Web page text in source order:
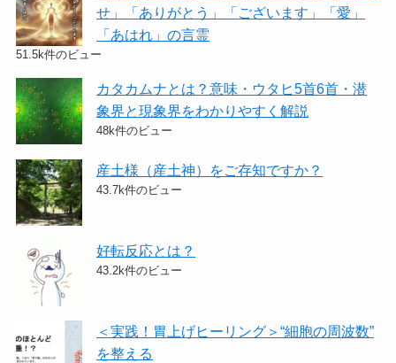
せ」「ありがとう」「ございます」「愛」
「あはれ」の言霊
51.5k件のビュー
カタカムナとは？意味・ウタヒ5首6首・潜
象界と現象界をわかりやすく解説
48k件のビュー
産土様（産土神）をご存知ですか？
43.7k件のビュー
好転反応とは？
43.2k件のビュー
＜実践！胃上げヒーリング＞​“細胞の周波数”
を整える